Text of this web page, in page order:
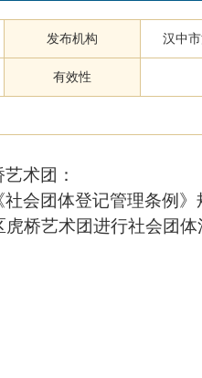
发布机构 汉中
有效性
术团 ：
会团体登记管理条例
桥艺术团进行社会团